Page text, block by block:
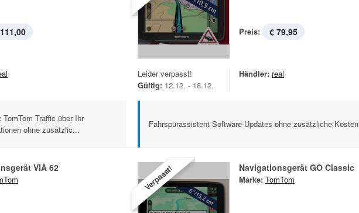
Traffic über Ihr
ohne zusätzlic...
Preis: € 79,95
Leider verpasst!
Gültig: 12.12. - 18.12.
Händler: real
Fahrspurassistent Software-Updates ohne zusätzliche Kosten
VIA 62 Verpasst! Navigationsgerät GO Classic
Marke: TomTom